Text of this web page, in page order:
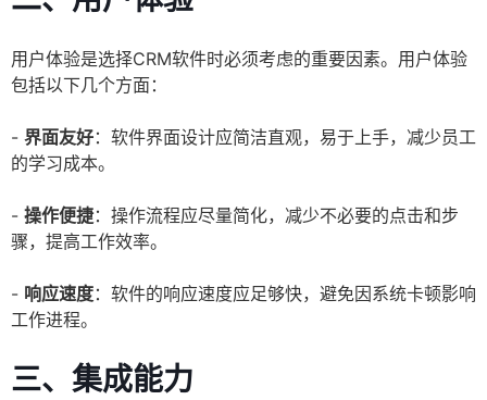
用户体验是选择CRM软件时必须考虑的重要因素。用户体验
包括以下几个方面：
- 界面友好：软件界面设计应简洁直观，易于上手，减少员工
的学习成本。
- 操作便捷：操作流程应尽量简化，减少不必要的点击和步
骤，提高工作效率。
- 响应速度：软件的响应速度应足够快，避免因系统卡顿影响
工作进程。
三、集成能力